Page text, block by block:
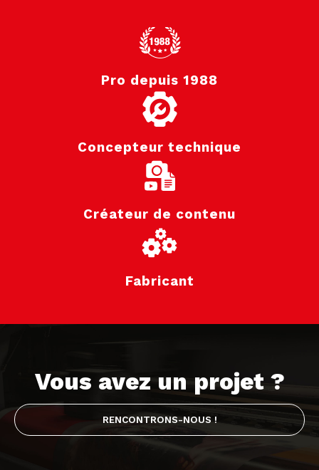
Pro depuis 1988
Concepteur technique
Créateur de contenu
Fabricant
Vous avez un projet ?
RENCONTRONS-NOUS !